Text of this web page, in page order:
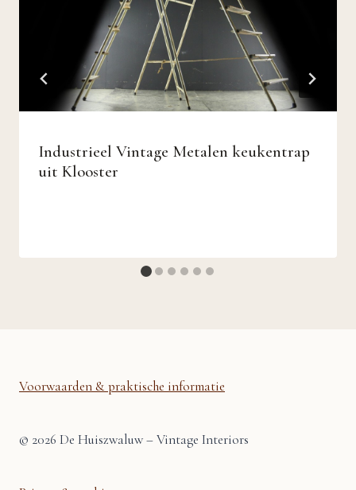
Industrieel Vintage Metalen keukentrap
uit Klooster
Voorwaarden & praktische informatie
© 2026 De Huiszwaluw – Vintage Interiors